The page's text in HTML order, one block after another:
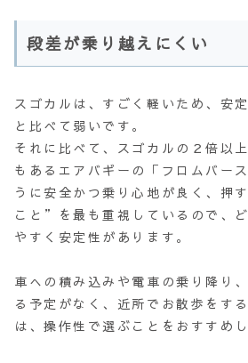
段差が乗り越えにくい
スゴカルは、すごく軽いため、安
と比べて弱いです。
それに比べて、スゴカルの２倍以
もあるエアバギーの「フロムバー
うに安全かつ乗り心地が良く、押
こと”を最も重視しているので、
やすく安定性があります。
車への積み込みや電車の乗り降り
る予定がなく、近所でお散歩をす
は、操作性で選ぶことをおすすめし